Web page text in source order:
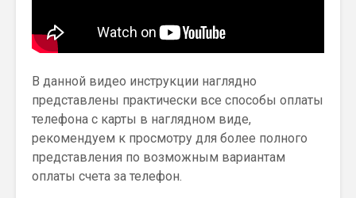
В данной видео инструкции наглядно
представлены практически все способы оплаты
телефона с карты в наглядном виде,
рекомендуем к просмотру для более полного
представления по возможным вариантам
оплаты счета за телефон.